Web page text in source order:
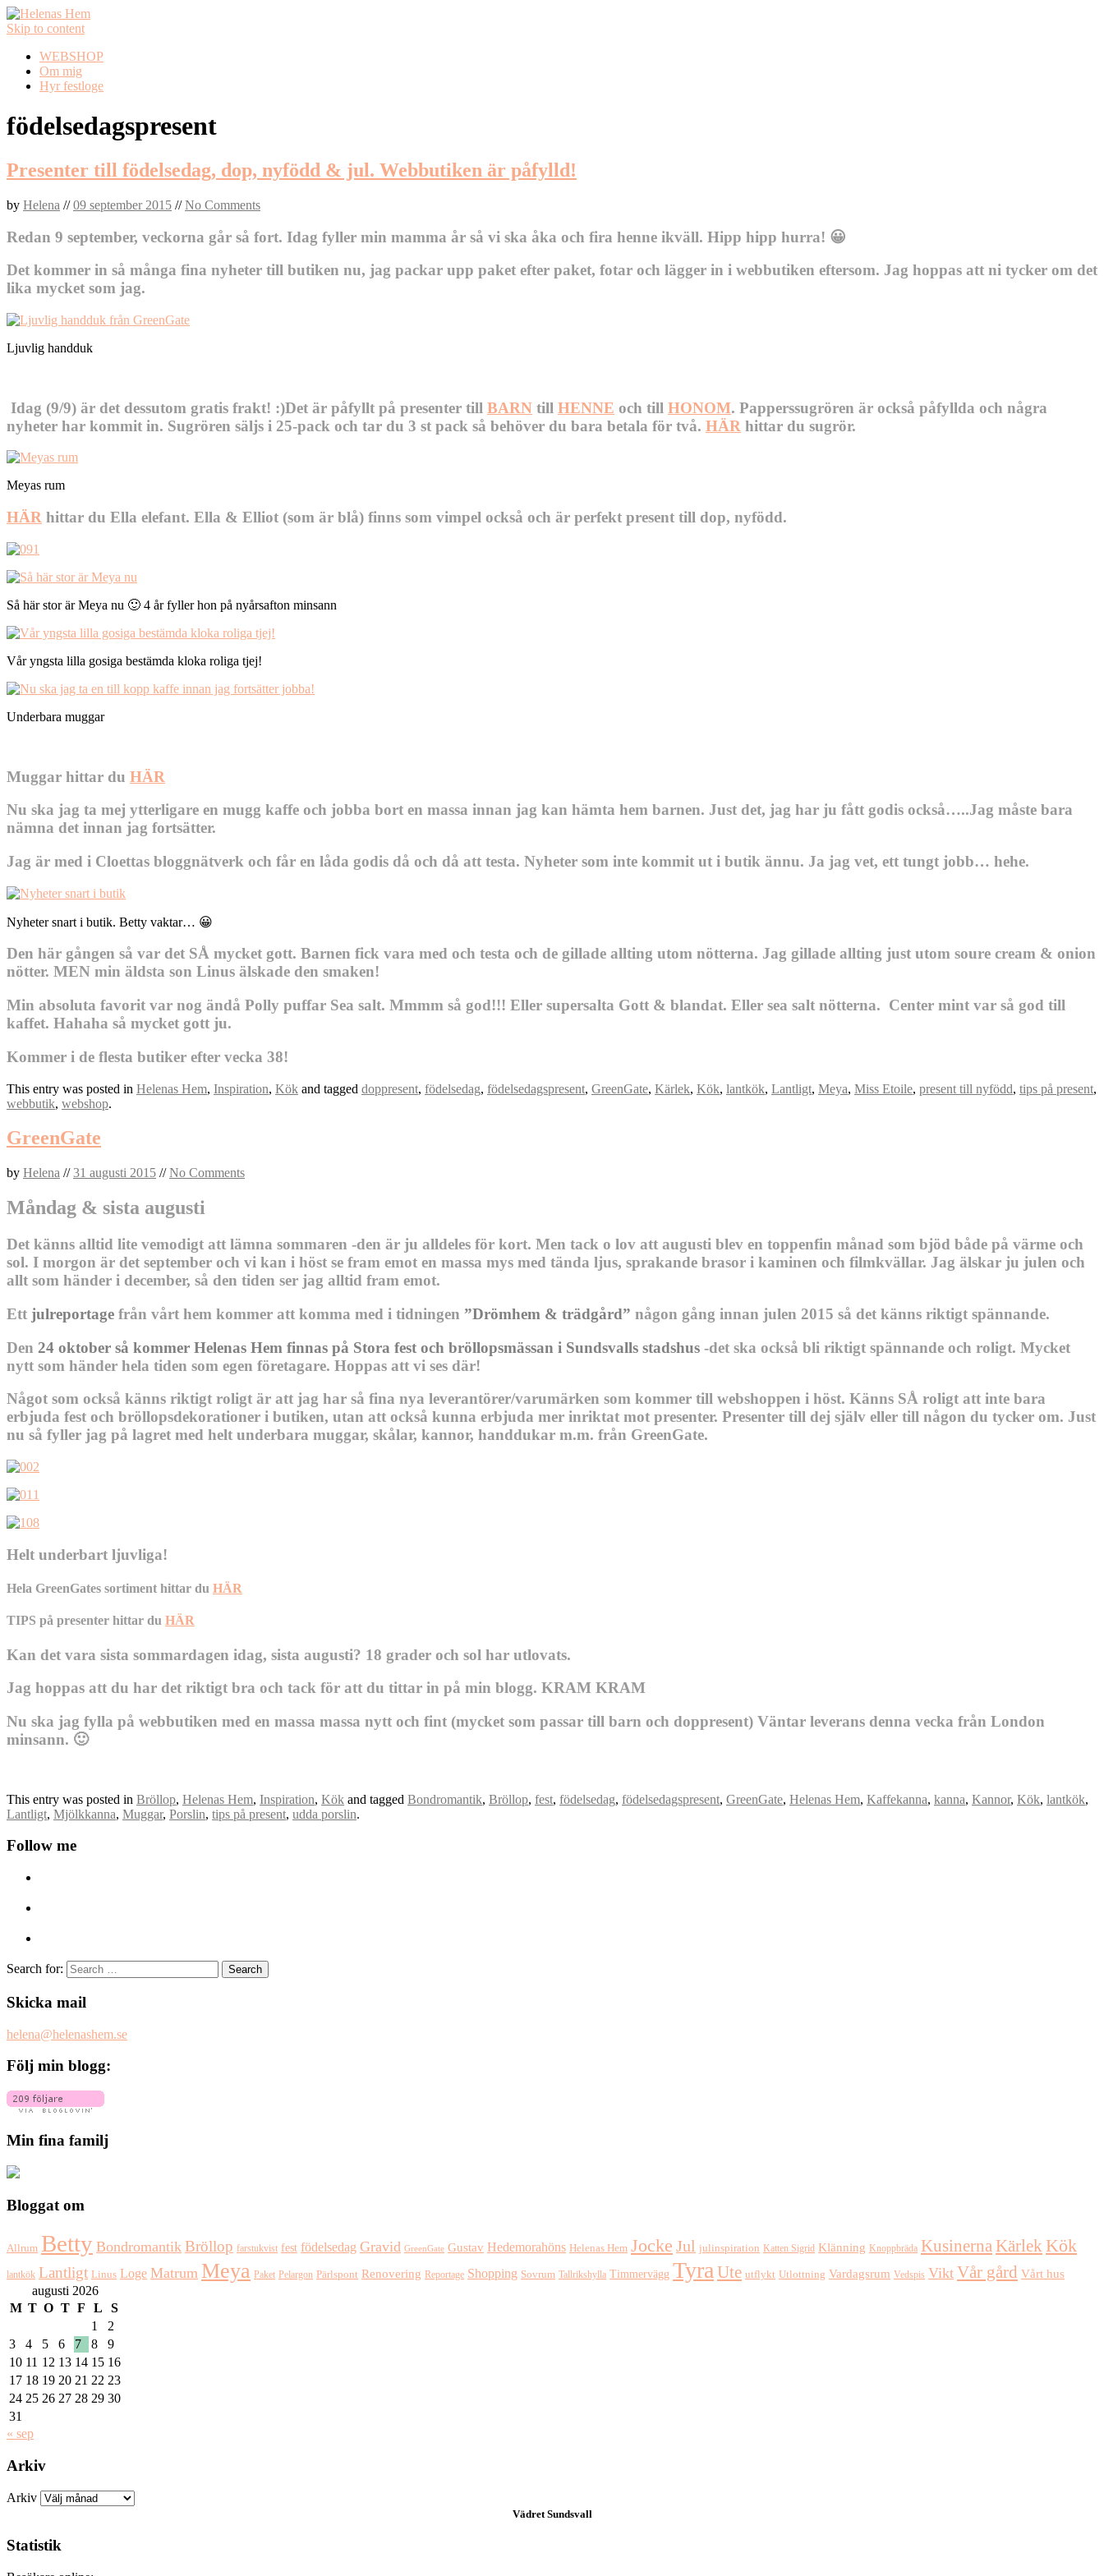
Skip to content
WEBSHOP
Om mig
Hyr festloge
födelsedagspresent
Presenter till födelsedag, dop, nyfödd & jul. Webbutiken är påfylld!
by Helena //09 september 2015 //No Comments
Redan 9 september, veckorna går så fort. Idag fyller min mamma år så vi ska åka och fira henne ikväll. Hipp hipp hurra! 😀
Det kommer in så många fina nyheter till butiken nu, jag packar upp paket efter paket, fotar och lägger in i webbutiken eftersom. Jag hoppas att ni tycker om det
lika mycket som jag.
Ljuvlig handduk
Idag (9/9) är det dessutom gratis frakt! :)Det är påfyllt på presenter till BARN till HENNE och till HONOM. Papperssugrören är också påfyllda och några
nyheter har kommit in. Sugrören säljs i 25-pack och tar du 3 st pack så behöver du bara betala för två. HÄR hittar du sugrör.
Meyas rum
HÄR hittar du Ella elefant. Ella & Elliot (som är blå) finns som vimpel också och är perfekt present till dop, nyfödd.
Så här stor är Meya nu 🙂 4 år fyller hon på nyårsafton minsann
Vår yngsta lilla gosiga bestämda kloka roliga tjej!
Underbara muggar
Muggar hittar du HÄR
Nu ska jag ta mej ytterligare en mugg kaffe och jobba bort en massa innan jag kan hämta hem barnen. Just det, jag har ju fått godis också…..Jag måste bara
nämna det innan jag fortsätter.
Jag är med i Cloettas bloggnätverk och får en låda godis då och då att testa. Nyheter som inte kommit ut i butik ännu. Ja jag vet, ett tungt jobb… hehe.
Nyheter snart i butik. Betty vaktar… 😀
Den här gången så var det SÅ mycket gott. Barnen fick vara med och testa och de gillade allting utom nötterna. Jag gillade allting just utom soure cream & onion
nötter. MEN min äldsta son Linus älskade den smaken!
Min absoluta favorit var nog ändå Polly puffar Sea salt. Mmmm så god!!! Eller supersalta Gott & blandat. Eller sea salt nötterna. Center mint var så god till
kaffet. Hahaha så mycket gott ju.
Kommer i de flesta butiker efter vecka 38!
This entry was posted in Helenas Hem, Inspiration, Kök and tagged doppresent, födelsedag, födelsedagspresent, GreenGate, Kärlek, Kök, lantkök, Lantligt, Meya, Miss Etoile, present till nyfödd, tips på present,
webbutik, webshop.
GreenGate
by Helena //31 augusti 2015 //No Comments
Måndag & sista augusti
Det känns alltid lite vemodigt att lämna sommaren -den är ju alldeles för kort. Men tack o lov att augusti blev en toppenfin månad som bjöd både på värme och
sol. I morgon är det september och vi kan i höst se fram emot en massa mys med tända ljus, sprakande brasor i kaminen och filmkvällar. Jag älskar ju julen och
allt som händer i december, så den tiden ser jag alltid fram emot.
Ett julreportage från vårt hem kommer att komma med i tidningen ”Drömhem & trädgård” någon gång innan julen 2015 så det känns riktigt spännande.
Den 24 oktober så kommer Helenas Hem finnas på Stora fest och bröllopsmässan i Sundsvalls stadshus -det ska också bli riktigt spännande och roligt. Mycket
nytt som händer hela tiden som egen företagare. Hoppas att vi ses där!
Något som också känns riktigt roligt är att jag har så fina nya leverantörer/varumärken som kommer till webshoppen i höst. Känns SÅ roligt att inte bara
erbjuda fest och bröllopsdekorationer i butiken, utan att också kunna erbjuda mer inriktat mot presenter. Presenter till dej själv eller till någon du tycker om. Just
nu så fyller jag på lagret med helt underbara muggar, skålar, kannor, handdukar m.m. från GreenGate.
Helt underbart ljuvliga!
Hela GreenGates sortiment hittar du HÄR
TIPS på presenter hittar du HÄR
Kan det vara sista sommardagen idag, sista augusti? 18 grader och sol har utlovats.
Jag hoppas att du har det riktigt bra och tack för att du tittar in på min blogg. KRAM KRAM
Nu ska jag fylla på webbutiken med en massa massa nytt och fint (mycket som passar till barn och doppresent) Väntar leverans denna vecka från London
minsann. 🙂
This entry was posted in Bröllop, Helenas Hem, Inspiration, Kök and tagged Bondromantik, Bröllop, fest, födelsedag, födelsedagspresent, GreenGate, Helenas Hem, Kaffekanna, kanna, Kannor, Kök, lantkök,
Lantligt, Mjölkkanna, Muggar, Porslin, tips på present, udda porslin.
Follow me
Search for:
Skicka mail
helena@helenashem.se
Följ min blogg:
Min fina familj
Bloggat om
Allrum Betty Bondromantik Bröllop farstukvist fest födelsedag Gravid GreenGate Gustav Hedemorahöns Helenas Hem Jocke Jul julinspiration Katten Sigrid Klänning Knoppbräda KusinernaKärlekKök
lantkök Lantligt Linus Loge Matrum Meya Paket Pelargon Pärlspont Renovering Reportage Shopping Sovrum Tallrikshylla Timmervägg Tyra Ute utflykt Utlottning Vardagsrum Vedspis Vikt Vår gård Vårt hus
augusti 2026
M T O T F L
S
1
2
3
4 5 6 7 8
9
10 11 12 13 14 15 16
17 18 19 20 21 22 23
24 25 26 27 28 29 30
31
« sep
Arkiv
Arkiv
VädretSundsvall
Statistik